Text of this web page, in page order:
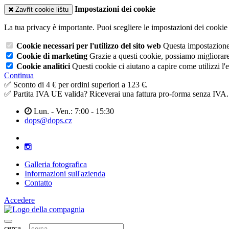
Zavřít cookie lištu Impostazioni dei cookie
La tua privacy è importante. Puoi scegliere le impostazioni dei
Cookie necessari per l'utilizzo del sito web Questa
Cookie di marketing Grazie a questi cookie, possiamo
Cookie analitici Questi cookie ci aiutano a capire come utilizzi
Continua
✅ Sconto di 4 € per ordini superiori a 123 €.
✅ Partita IVA UE valida? Riceverai una fattura pro-forma senza IVA.
Lun. - Ven.: 7:00 - 15:30
dops@dops.cz
Galleria fotografica
Informazioni sull'azienda
Contatto
Accedere